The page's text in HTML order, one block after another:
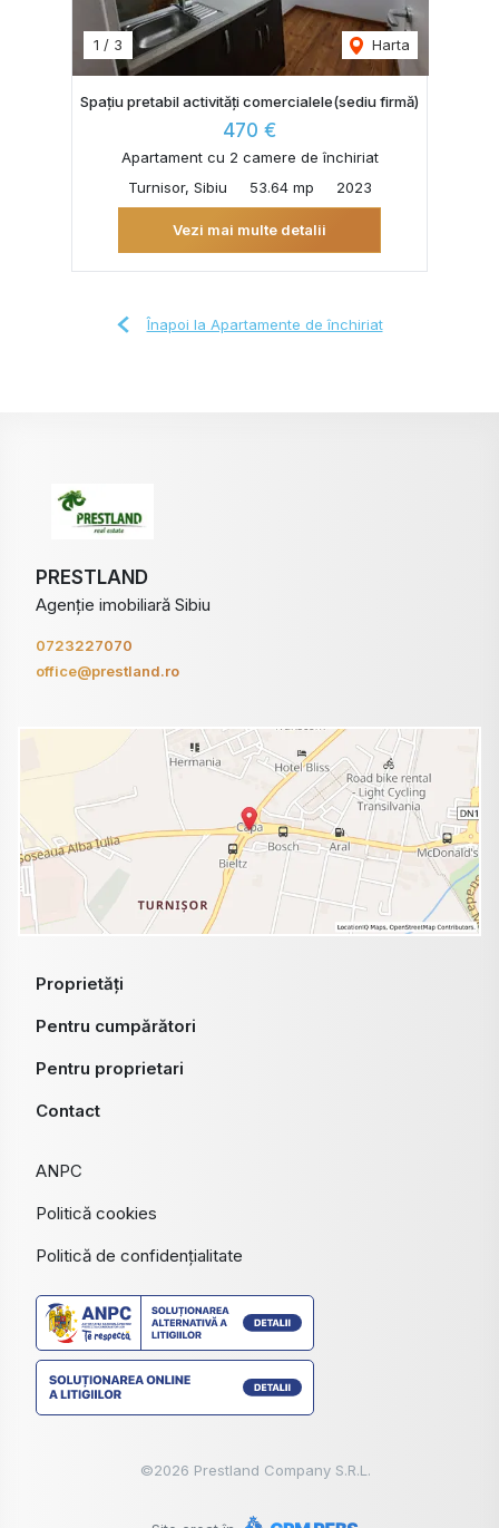
1 / 3 Harta
Spațiu pretabil activități comercialele(sediu firmă)
470 €
Apartament cu 2 camere de închiriat
Turnisor, Sibiu
53.64 mp 2023
Vezi mai multe detalii
Înapoi la Apartamente de închiriat
PRESTLAND
Agenție imobiliară Sibiu
0723227070
office@prestland.ro
Proprietăți
Pentru cumpărători
Pentru proprietari
Contact
ANPC
Politică cookies
Politică de confidențialitate
©2026 Prestland Company S.R.L.